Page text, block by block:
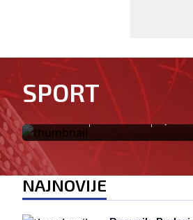
SPORT
sezonu: Čelik
brijegom
NAJNOVIJE